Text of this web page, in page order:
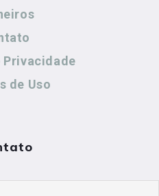
de Uso